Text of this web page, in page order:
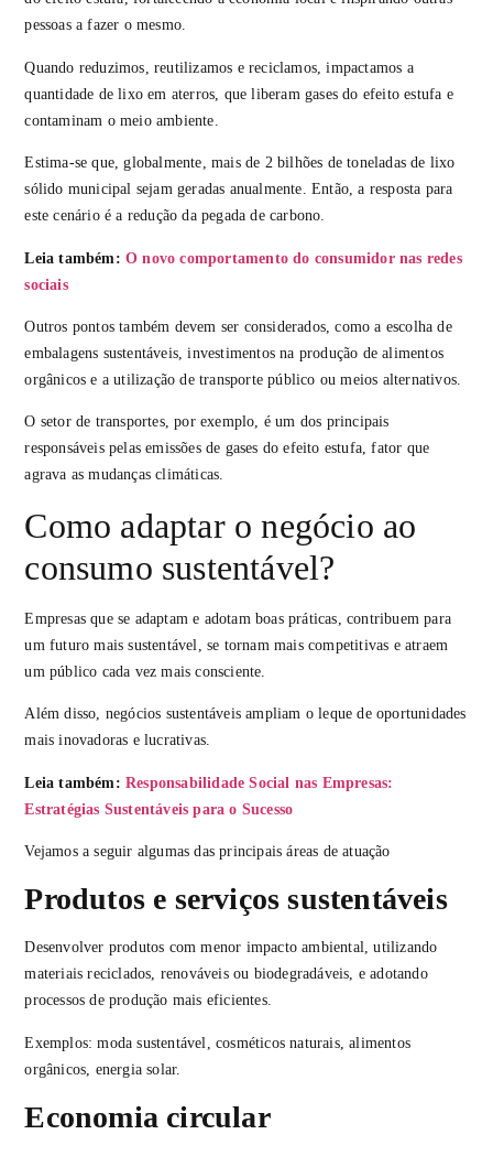
pessoas a fazer o mesmo.
Quando reduzimos, reutilizamos e reciclamos, impactamos a
quantidade de lixo em aterros, que liberam gases do efeito estufa e
contaminam o meio ambiente.
Estima-se que, globalmente, mais de 2 bilhões de toneladas de lixo
sólido municipal sejam geradas anualmente. Então, a resposta para
este cenário é a redução da pegada de carbono.
Leia também:O novo comportamento do consumidor nas redes
sociais
Outros pontos também devem ser considerados, como a escolha de
embalagens sustentáveis, investimentos na produção de alimentos
orgânicos e a utilização de transporte público ou meios alternativos.
O setor de transportes, por exemplo, é um dos principais
responsáveis pelas emissões de gases do efeito estufa, fator que
agrava as mudanças climáticas.
Como adaptar o negócio ao
consumo sustentável?
Empresas que se adaptam e adotam boas práticas, contribuem para
um futuro mais sustentável, se tornam mais competitivas e atraem
um público cada vez mais consciente.
Além disso, negócios sustentáveis ampliam o leque de oportunidades
mais inovadoras e lucrativas.
Leia também:Responsabilidade Social nas Empresas:
Estratégias Sustentáveis para o Sucesso
Vejamos a seguir algumas das principais áreas de atuação
Produtos e serviços sustentáveis
Desenvolver produtos com menor impacto ambiental, utilizando
materiais reciclados, renováveis ou biodegradáveis, e adotando
processos de produção mais eficientes.
Exemplos: moda sustentável, cosméticos naturais, alimentos
orgânicos, energia solar.
Economia circular